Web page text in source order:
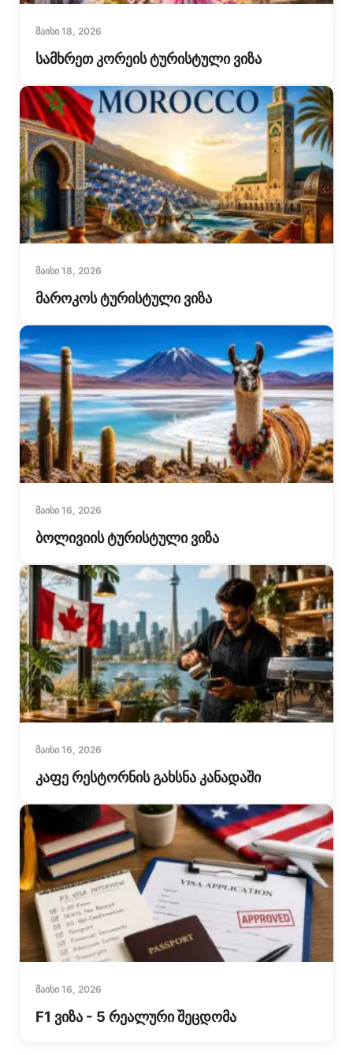
ᲛᲐᲘᲡᲘ 18, 2026
სამხრეთ კორეის ტურისტული ვიზა
ᲛᲐᲘᲡᲘ 18, 2026
მაროკოს ტურისტული ვიზა
ᲛᲐᲘᲡᲘ 16, 2026
ბოლივიის ტურისტული ვიზა
ᲛᲐᲘᲡᲘ 16, 2026
კაფე რესტორნის გახსნა კანადაში
ᲛᲐᲘᲡᲘ 16, 2026
F1 ვიზა - 5 რეალური შეცდომა